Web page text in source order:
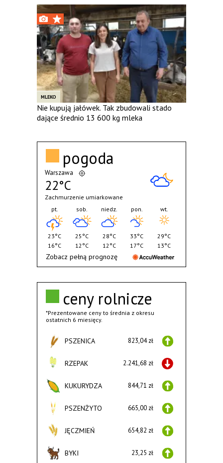
MLEKO
Nie kupują jałówek. Tak zbudowali stado
dające średnio 13 600 kg mleka
ceny rolnicze
*Prezentowane ceny to średnia z okresu
ostatnich 6 miesięcy.
PSZENICA 823,04 zł
RZEPAK 2.241,68 zł
KUKURYDZA 844,71 zł
PSZENŻYTO 665,00 zł
JĘCZMIEŃ 654,82 zł
BYKI 23,25 zł
pogoda
Warszawa
22°C
Zachmurzenie umiarkowane
pt.
23°C
16°C
sob.
25°C
12°C
niedz.
28°C
12°C
pon.
33°C
17°C
wt.
29°C
13°C
Zobacz pełną prognozę